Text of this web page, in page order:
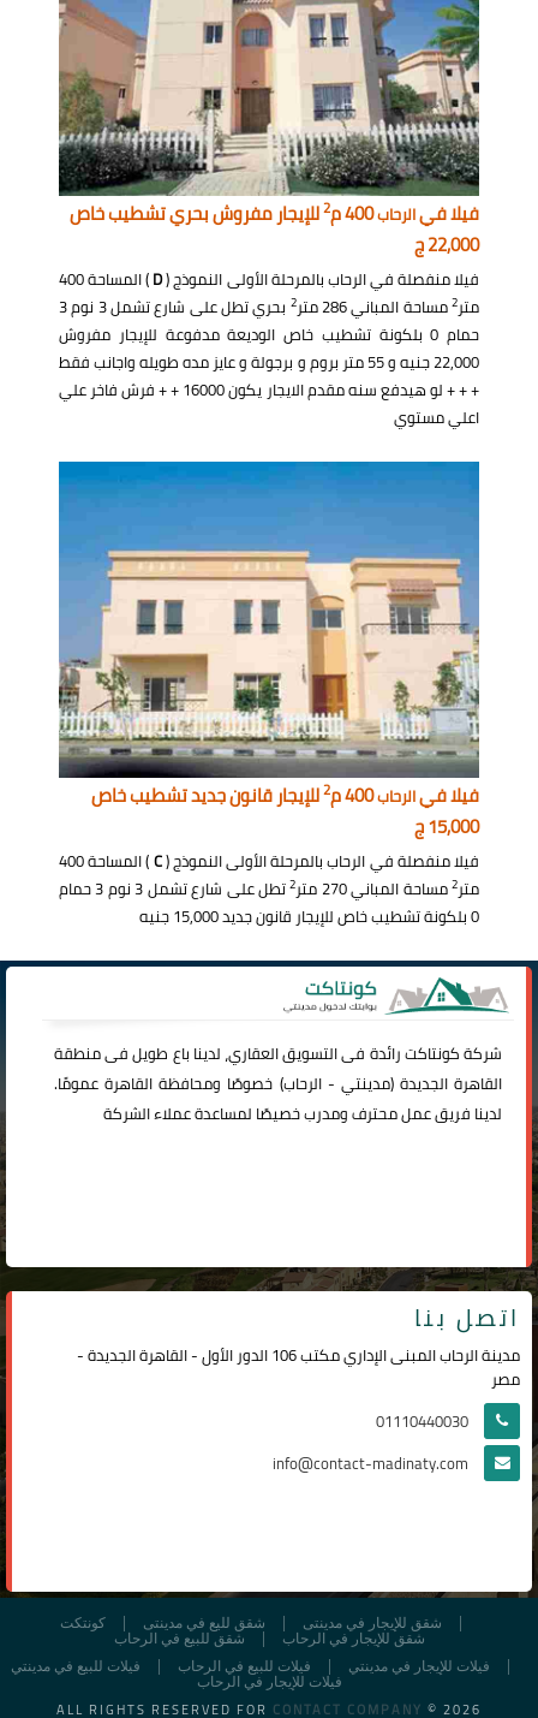
فيلا فيالرحاب400 م 2للإيجار مفروش بحري تشطيب خاص
22,000 ج
فيلا منفصلة في الرحاب بالمرحلة الأولى النموذج (D
) المساحة 400
متر2مساحة المباني 286 متر 2
بحري تطل على شارع تشمل 3 نوم 3
حمام 0 بلكونة تشطيب خاص الوديعة مدفوعة للإيجار مفروش
22,000 جنيه و 55 متر بروم و برجولة و عايز مده طويله واجانب فقط
+ + + لو هيدفع سنه مقدم الايجار يكون 16000 + + فرش فاخر علي
اعلي مستوي
فيلا فيالرحاب400 م 2للإيجار قانون جديد تشطيب خاص
15,000 ج
فيلا منفصلة في الرحاب بالمرحلة الأولى النموذج (C
) المساحة 400
متر2مساحة المباني 270 متر 2
تطل على شارع تشمل 3 نوم 3 حمام
0 بلكونة تشطيب خاص للإيجار قانون جديد 15,000 جنيه
شركةكونتاكترائدة فى التسويق العقاري، لدينا باع طويل فى منطقة
القاهرة الجديدة (مدينتي -الرحاب) خصوصًا ومحافظة القاهرة عمومًا.
لدينا فريق عمل محترف ومدرب خصيصًا لمساعدة عملاء الشركة
اتصل بنا
مدينة الرحاب المبنى الإداري مكتب 106 الدور الأول - القاهرة الجديدة -
مصر
01110440030
info@contact-madinaty.com
كونتكت شقق لليع في مدينتى
شقق للإيجار في مدينتى
شقق للبيع في الرحاب
شقق للإيجار في الرحاب
فيلات للبيع في مدينتي
فيلات للبيع في الرحاب
فيلات للإيجار في مدينتي
فيلات للإيجار في الرحاب
ALL RIGHTS RESERVED FOR CONTACT COMPANY © 2026